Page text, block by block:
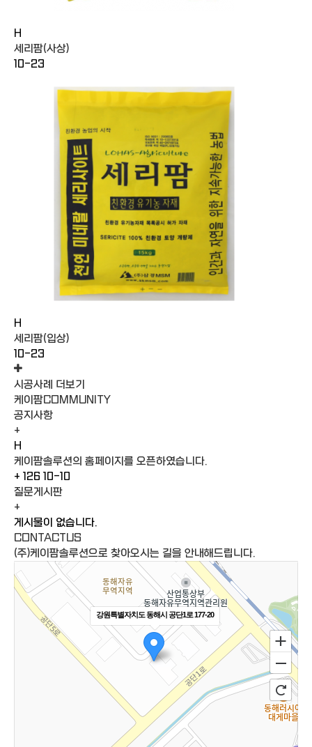
H
세리팜(사상)
10-23
H
세리팜(입상)
10-23
시공사례 더보기
케이팜COMMUNITY
공지사항
+
H
케이팜솔루션의 홈페이지를 오픈하였습니다.
+ 126 10-10
질문게시판
+
게시물이 없습니다.
CONTACTUS
(주)케이팜솔루션으로 찾아오시는 길을 안내해드립니다.
강원특별자치도 동해시 공단1로 177-20